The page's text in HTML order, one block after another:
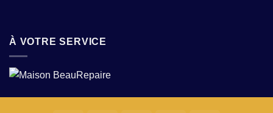
À VOTRE SERVICE